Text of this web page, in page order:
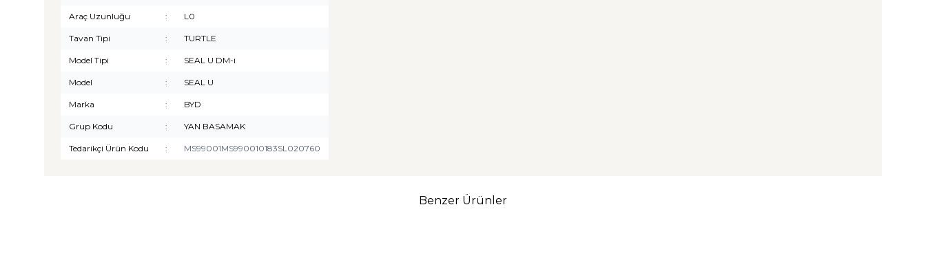
Araç Uzunluğu : L0
Tavan Tipi : TURTLE
Model Tipi : SEAL U DM-i
Model : SEAL U
Marka : BYD
Grup Kodu : YAN BASAMAK
Tedarikçi Ürün Kodu : MS99001MS990010183SL020760
Benzer Ürünler